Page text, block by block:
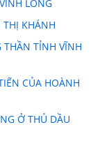
LONG
THỊ KHÁNH
THẦN TỈNH VĨNH
CỦA HOÀNH
Ở THỦ DẦU